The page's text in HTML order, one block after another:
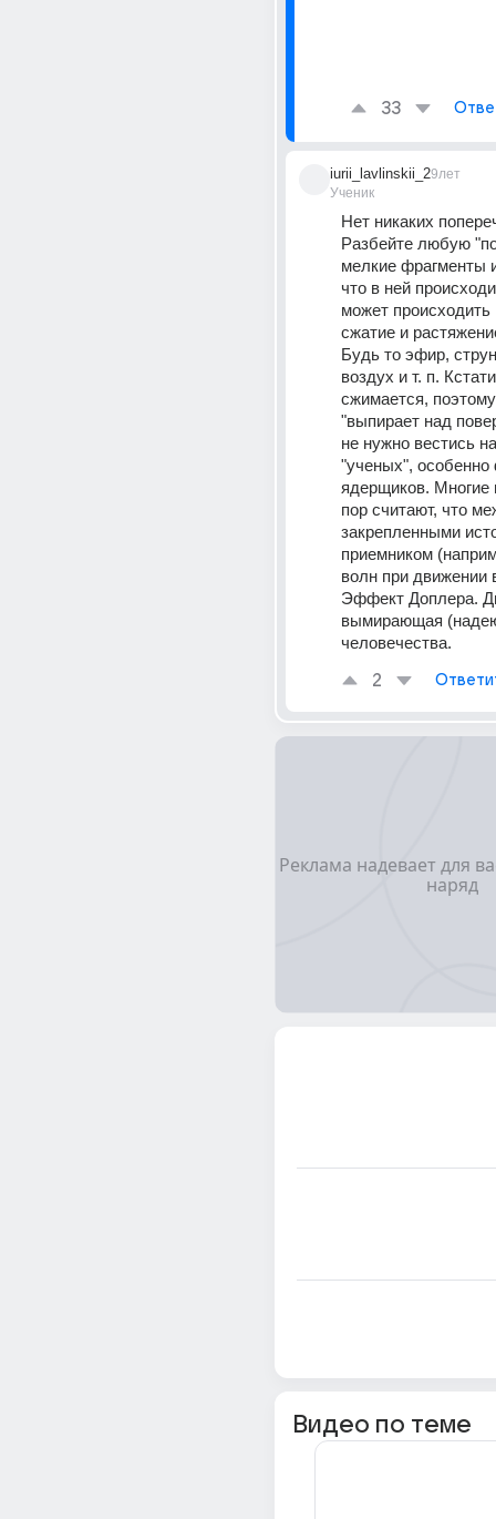
33
iurii_lavlinskii_2
Ученик
9лет
Нет никаких
Разбейте любую
мелкие фрагменты
что в ней
может происходить
сжатие и
Будь то эфир,
воздух и т. п.
сжимается,
"выпирает над
не нужно вестись
"ученых", особенно
ядерщиков. Многие
пор считают, что
закрепленными
приемником
волн при движении
Эффект Доплера.
вымирающая
человечества.
2
Видео по теме